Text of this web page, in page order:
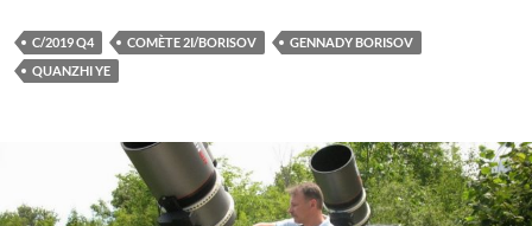
C/2019 Q4 COMÈTE 2I/BORISOV
GENNADY BORISOV
QUANZHI YE